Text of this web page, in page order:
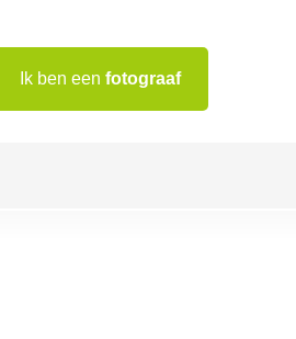
Ik ben een fotograaf